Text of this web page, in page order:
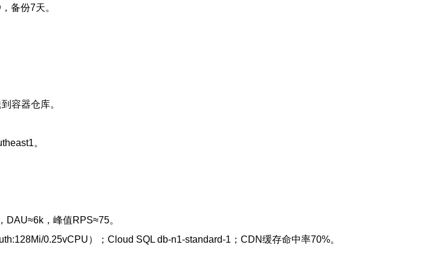
备份7天。
容器仓库。
。
DAU≈6k，峰值RPS≈75。
0.25vCPU）；Cloud SQL db-n1-standard-1；CDN缓存命中率70%。